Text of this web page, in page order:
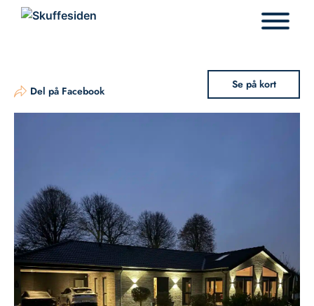
Del på Facebook Se på kort